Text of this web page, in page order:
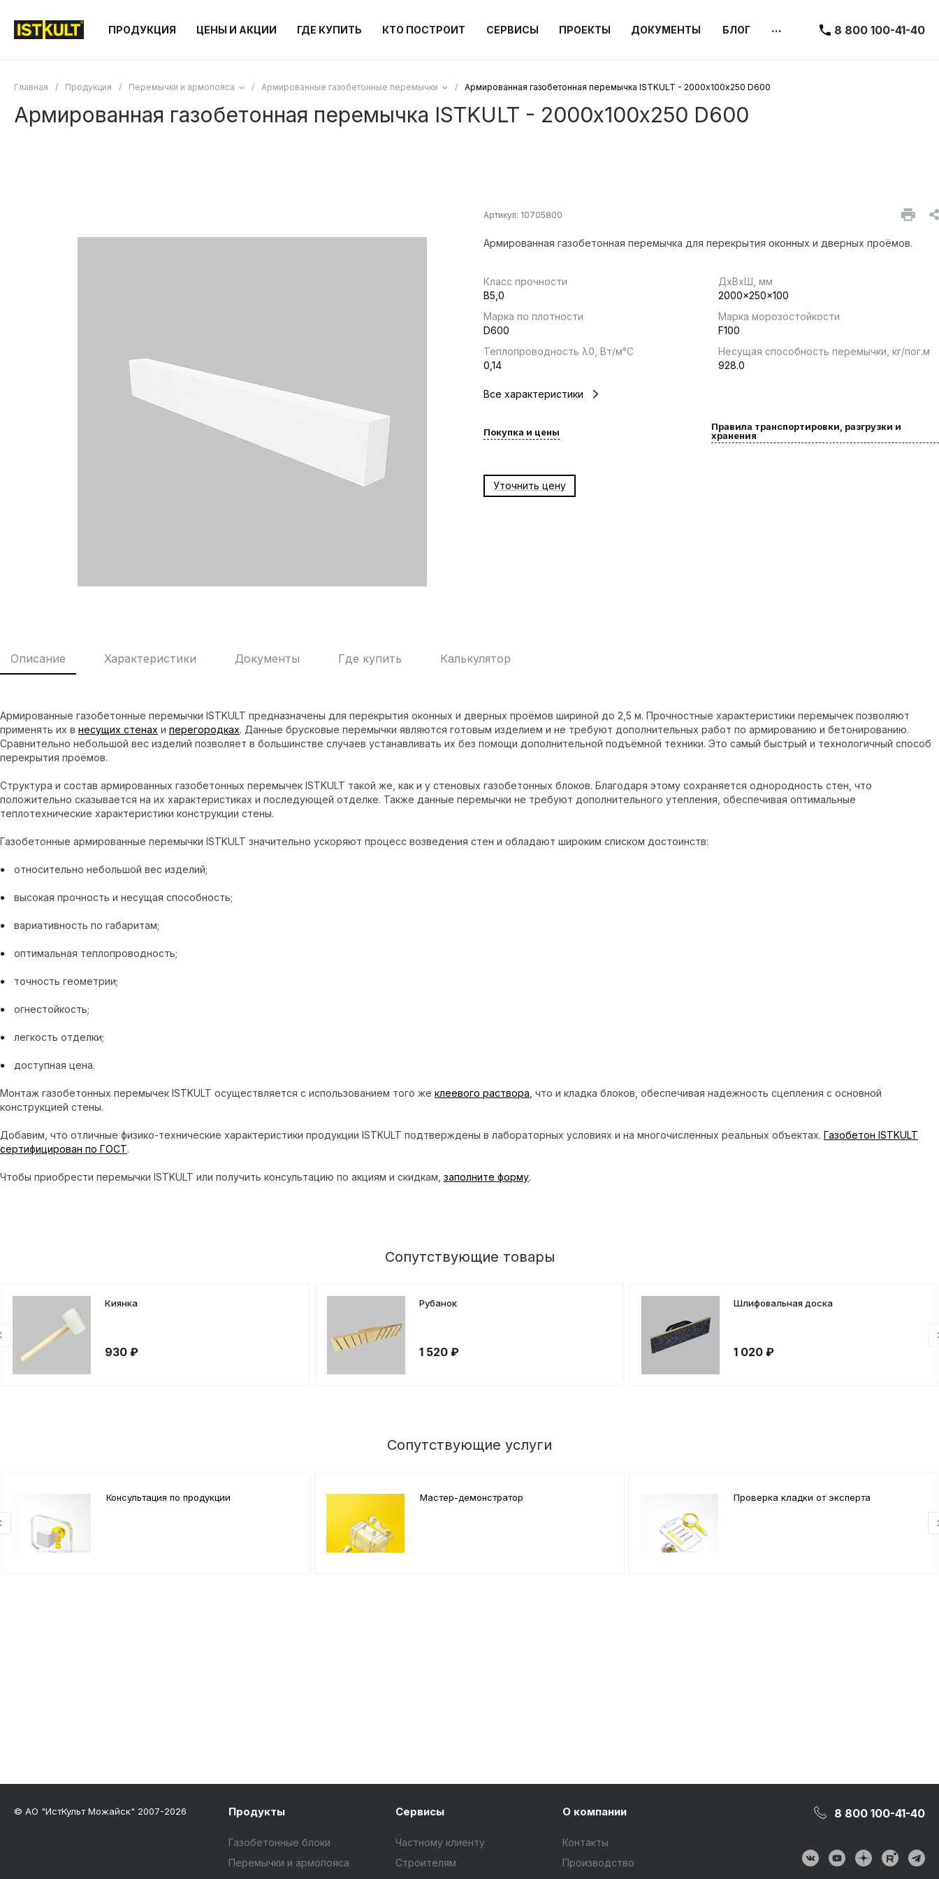
ПРОДУКЦИЯ ЦЕНЫ И АКЦИИ ГДЕ КУПИТЬ КТО ПОСТРОИТ СЕРВИСЫ ПРОЕКТЫ ДОКУМЕНТЫ БЛОГ ... 8 800 100-41-40
Главная / Продукция / Перемычки и армопояса / Армированные газобетонные перемычки / Армированная газобетонная перемычка ISTKULT - 2000х100х250 D600
Армированная газобетонная перемычка ISTKULT - 2000х100х250 D600
Артикул: 10705800
Армированная газобетонная перемычка для перекрытия оконных и дверных проёмов.
Класс прочности
B5,0
ДхВхШ, мм
2000x250x100
Марка по плотности
D600
Марка морозостойкости
F100
Теплопроводность λ0, Вт/м°С
0,14
Несущая способность перемычки, кг/пог.м
928.0
Все характеристики
Покупка и цены
Правила транспортировки, разгрузки и
хранения
Уточнить цену
Описание Характеристики Документы Где купить Калькулятор
Армированные газобетонные перемычки ISTKULT предназначены для перекрытия оконных и дверных проёмов шириной до 2,5 м. Прочностные характеристики перемычек позволяют
применять их в несущих стенах и перегородках. Данные брусковые перемычки являются готовым изделием и не требуют дополнительных работ по армированию и бетонированию.
Сравнительно небольшой вес изделий позволяет в большинстве случаев устанавливать их без помощи дополнительной подъёмной техники. Это самый быстрый и технологичный способ
перекрытия проёмов.
Структура и состав армированных газобетонных перемычек ISTKULT такой же, как и у стеновых газобетонных блоков. Благодаря этому сохраняется однородность стен, что
положительно сказывается на их характеристиках и последующей отделке. Также данные перемычки не требуют дополнительного утепления, обеспечивая оптимальные
теплотехнические характеристики конструкции стены.
Газобетонные армированные перемычки ISTKULT значительно ускоряют процесс возведения стен и обладают широким списком достоинств:
относительно небольшой вес изделий;
высокая прочность и несущая способность;
вариативность по габаритам;
оптимальная теплопроводность;
точность геометрии;
огнестойкость;
легкость отделки;
доступная цена.
Монтаж газобетонных перемычек ISTKULT осуществляется с использованием того же клеевого раствора , что и кладка блоков, обеспечивая надежность сцепления с основной
конструкцией стены.
Добавим, что отличные физико-технические характеристики продукции ISTKULT подтверждены в лабораторных условиях и на многочисленных реальных объектах. Газобетон ISTKULT
сертифицирован по ГОСТ.
Чтобы приобрести перемычки ISTKULT или получить консультацию по акциям и скидкам, заполните форму.
Сопутствующие товары
Киянка
930 ₽
Рубанок
1 520 ₽
Шлифовальная доска
1 020 ₽
Сопутствующие услуги
Консультация по продукции Мастер-демонстратор Проверка кладки от эксперта
© АО "ИстКульт Можайск" 2007-2026 Продукты
Газобетонные блоки
Перемычки и армопояса
Сервисы
Частному клиенту
Строителям
О компании
Контакты
Производство
8 800 100-41-40